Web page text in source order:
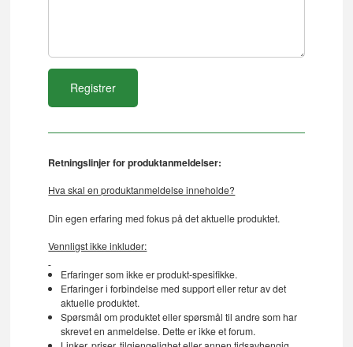
Retningslinjer for produktanmeldelser:
Hva skal en produktanmeldelse inneholde?
Din egen erfaring med fokus på det aktuelle produktet.
Vennligst ikke inkluder:
Erfaringer som ikke er produkt-spesifikke.
Erfaringer i forbindelse med support eller retur av det
aktuelle produktet.
Spørsmål om produktet eller spørsmål til andre som har
skrevet en anmeldelse. Dette er ikke et forum.